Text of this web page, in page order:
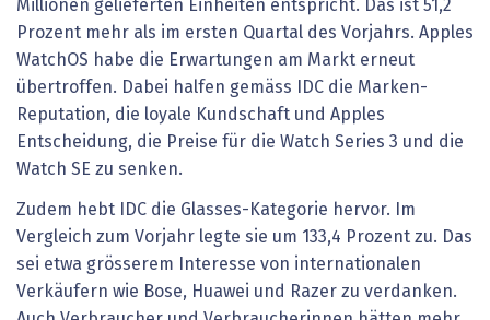
Millionen gelieferten Einheiten entspricht. Das ist 51,2
Prozent mehr als im ersten Quartal des Vorjahrs. Apples
WatchOS habe die Erwartungen am Markt erneut
übertroffen. Dabei halfen gemäss IDC die Marken-
Reputation, die loyale Kundschaft und Apples
Entscheidung, die Preise für die Watch Series 3 und die
Watch SE zu senken.
Zudem hebt IDC die Glasses-Kategorie hervor. Im
Vergleich zum Vorjahr legte sie um 133,4 Prozent zu. Das
sei etwa grösserem Interesse von internationalen
Verkäufern wie Bose, Huawei und Razer zu verdanken.